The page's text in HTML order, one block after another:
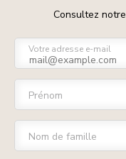
Consultez notre
Votre adresse e-mail
Prénom
Nom de famille